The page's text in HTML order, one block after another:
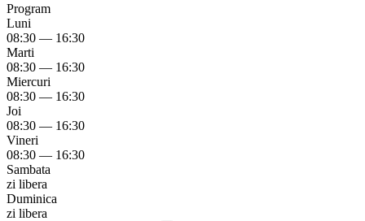
Program
Luni
08:30 — 16:30
Marti
08:30 — 16:30
Miercuri
08:30 — 16:30
Joi
08:30 — 16:30
Vineri
08:30 — 16:30
Sambata
zi libera
Duminica
zi libera